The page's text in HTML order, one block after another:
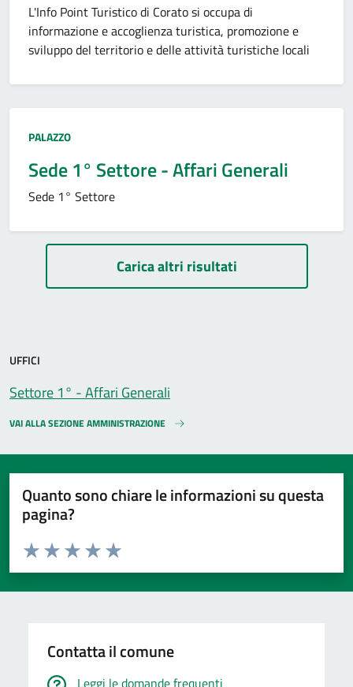
L'Info Point Turistico di Corato si occupa di
informazione e accoglienza turistica, promozione e
sviluppo del territorio e delle attività turistiche locali
Tipo:
PALAZZO
Sede 1° Settore - Affari Generali
Sede 1° Settore
PaginazioneCarica altri risultati
UFFICI
Settore 1° - Affari Generali
VAI ALLA SEZIONE AMMINISTRAZIONE
Quanto sono chiare le informazioni su questa
pagina?
Valuta da 1 a 5 stelle la pagina
Valuta 5 stelle su 5
Valuta 4 stelle su 5
Valuta 3 stelle su 5
Valuta 2 stelle su 5
Valuta 1 stelle su 5
Contatta il comune
Leggi le domande frequenti